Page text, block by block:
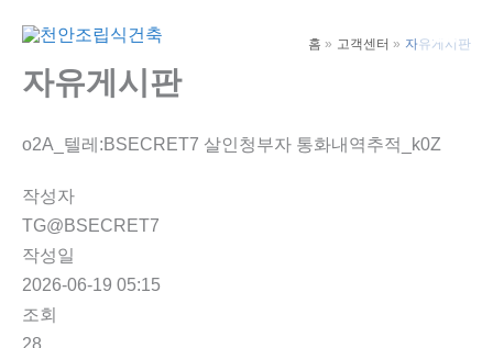
Main
홈 고객센터 자유게시판
자유게시판
o2A_텔레:BSECRET7 살인청부자 통화내역추적_k0Z
작성자
TG@BSECRET7
작성일
2026-06-19 05:15
조회
28